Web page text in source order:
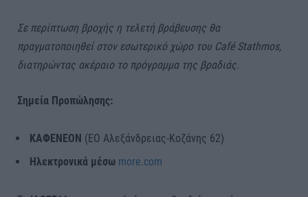
Σε περίπτωση βροχής η τελετή βράβευσης θα
πραγματοποιηθεί στον εσωτερικό χώρο του Café Stathmos,
διατηρώντας ακέραιο το πρόγραμμα της βραδιάς.
Σημεία Προπώλησης:
ΚΑΦΕΝΕΟΝ (ΕΟ Αλεξάνδρειας-Κοζάνης 62)
Ηλεκτρονικά μέσω more.com